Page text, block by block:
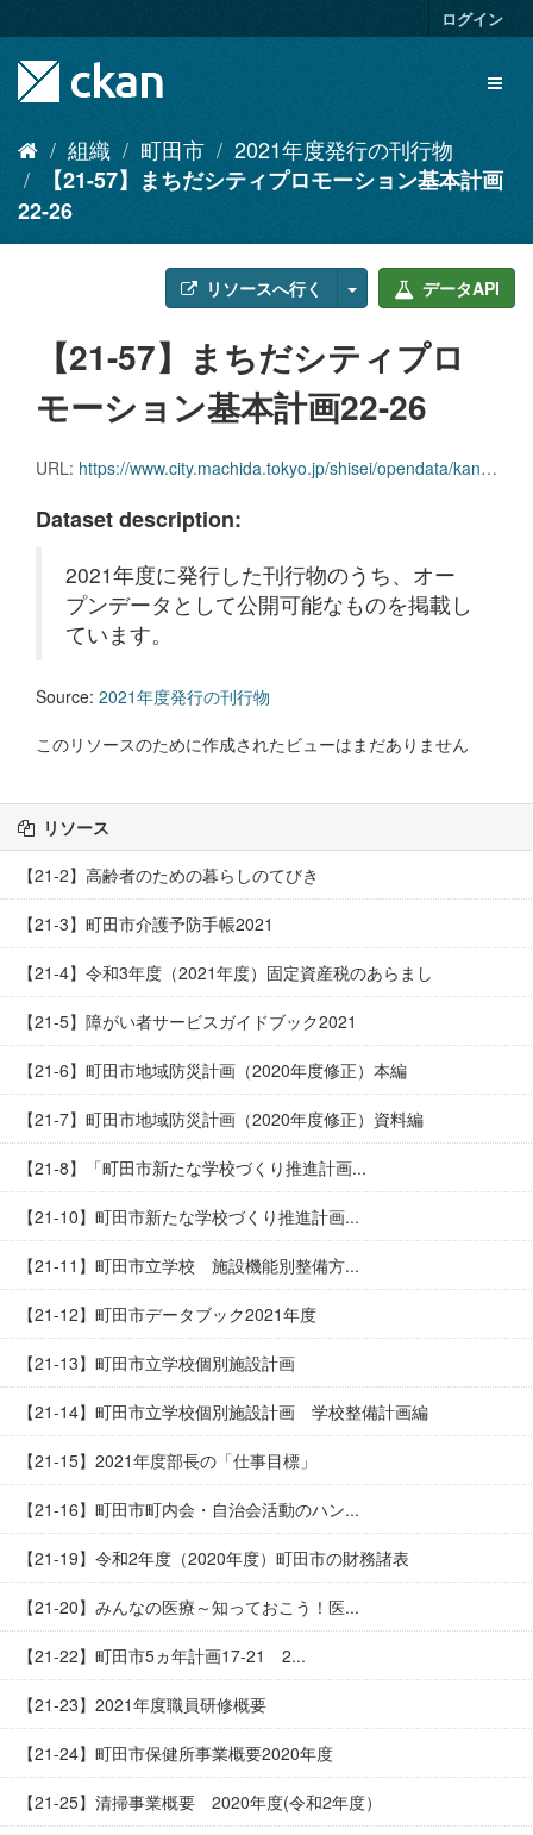
キ
ログイン
組織 町田市
2021年度発行の刊行物
【21-57】まちだシティプロモーション基本計画
22-26
リソースへ行く データAPI
【21-57】まちだシティプロ
モーション基本計画22-26
URL: https://www.city.machida.tokyo.jp/shisei/opendata/kankobutsu/2021-kankoubutsu.files/21-57.pdf
Dataset description:
2021年度に発行した刊行物のうち、オー
プンデータとして公開可能なものを掲載し
ています。
Source: 2021年度発行の刊行物
このリソースのために作成されたビューはまだありません
リソース
【21-2】高齢者のための暮らしのてびき
【21-3】町田市介護予防手帳2021
【21-4】令和3年度（2021年度）固定資産税のあらまし
【21-5】障がい者サービスガイドブック2021
【21-6】町田市地域防災計画（2020年度修正）本編
【21-7】町田市地域防災計画（2020年度修正）資料編
【21-8】「町田市新たな学校づくり推進計画...
【21-10】町田市新たな学校づくり推進計画...
【21-11】町田市立学校 施設機能別整備方...
【21-12】町田市データブック2021年度
【21-13】町田市立学校個別施設計画
【21-14】町田市立学校個別施設計画 学校整備計画編
【21-15】2021年度部長の「仕事目標」
【21-16】町田市町内会・自治会活動のハン...
【21-19】令和2年度（2020年度）町田市の財務諸表
【21-20】みんなの医療～知っておこう！医...
【21-22】町田市5ヵ年計画17-21 2...
【21-23】2021年度職員研修概要
【21-24】町田市保健所事業概要2020年度
【21-25】清掃事業概要 2020年度(令和2年度）